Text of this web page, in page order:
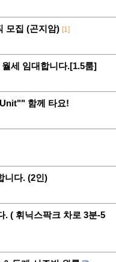
모집 (곤지암) [1]
세 임대합니다.[1.5룸]
함께 타요!
니다. (2인)
. ( 휘닉스팍크 차로 3분-5